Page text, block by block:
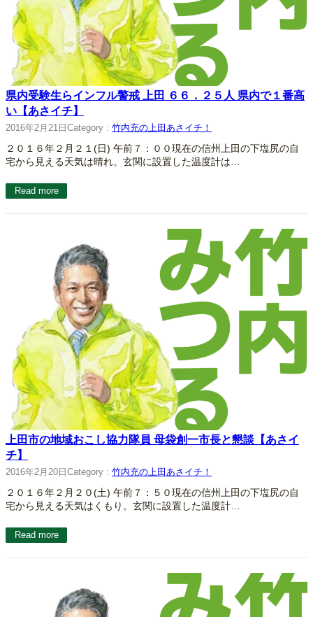
県内受験生らインフル警戒 上田 ６６．２５人 県内で１番高
い【あさイチ】
2016年2月21日 Category : 竹内充の上田あさイチ！
２０１６年２月２１(日) 午前７：００現在の信州上田の下塩尻の自
宅から見える天気は晴れ。玄関に設置した温度計は…
Read more
上田市の地域おこし協力隊員 母袋創一市長と懇談【あさイ
チ】
2016年2月20日 Category : 竹内充の上田あさイチ！
２０１６年２月２０(土) 午前７：５０現在の信州上田の下塩尻の自
宅から見える天気はくもり。玄関に設置した温度計…
Read more